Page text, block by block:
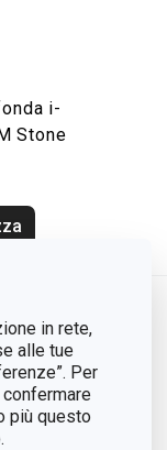
in rete,
alle tue
Per
più questo
i-
Stone